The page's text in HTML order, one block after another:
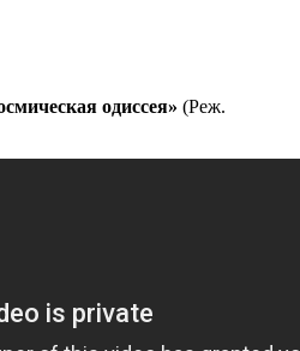
одиссея» (Реж.